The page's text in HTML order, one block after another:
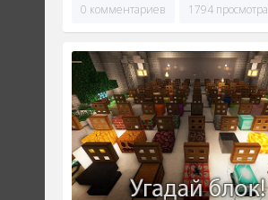
0 комментариев 1794 просмотра